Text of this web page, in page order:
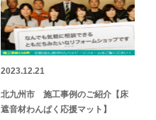
2023.12.21
北九州市 施工事例のご紹介【床
遮音材わんぱく応援マット】